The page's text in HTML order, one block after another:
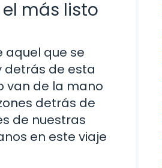
más listo
aquel que se
detrás de esta
van de la mano
detrás de
de nuestras
en este viaje